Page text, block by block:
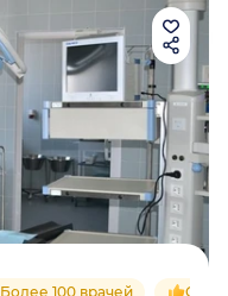
Более 100 врачей